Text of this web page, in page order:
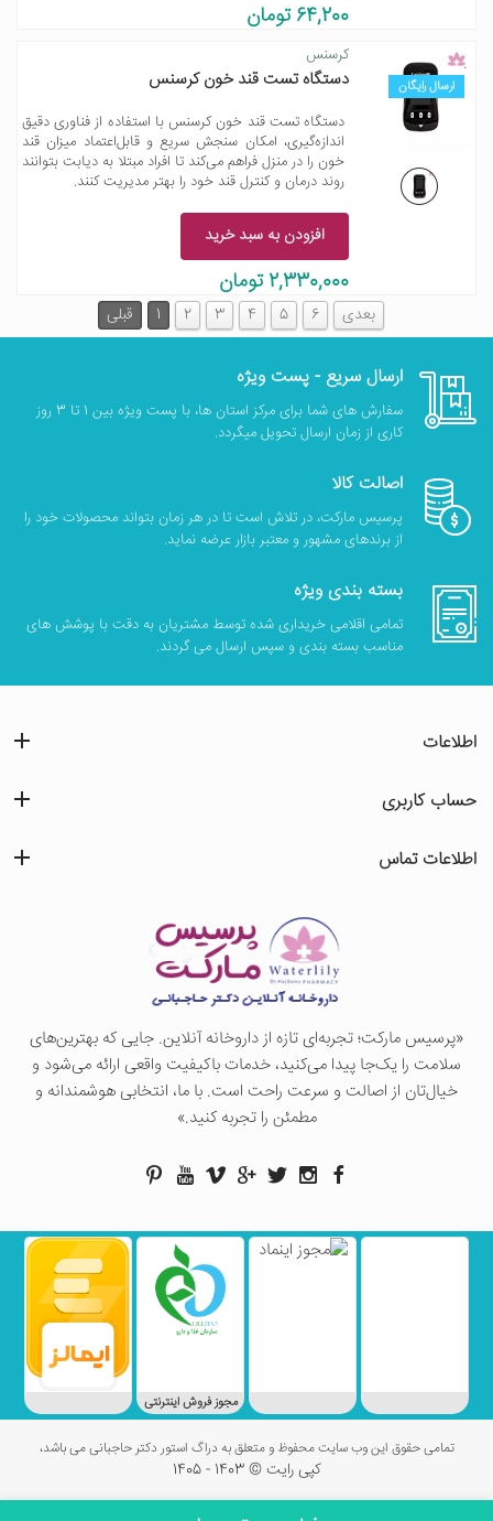
64,200 تومان
ارسال رایگان
کرسنس
دستگاه تست قند خون کرسنس
دستگاه تست قند خون کرسنس با استفاده از فناوری دقیق
اندازه‌گیری، امکان سنجش سریع و قابل‌اعتماد میزان قند
خون را در منزل فراهم می‌کند تا افراد مبتلا به دیابت بتوانند
روند درمان و کنترل قند خود را بهتر مدیریت کنند.
افزودن به سبد خرید
2,330,000 تومان
قبلی 1 2 3 4 5 6 بعدی
ارسال سریع - پست ویژه
سفارش های شما برای مرکز استان ها، با پست ویژه بین 1 تا 3 روز
کاری از زمان ارسال تحویل میگردد.
اصالت کالا
پرسیس مارکت، در تلاش است تا در هر زمان بتواند محصولات خود را
از برندهای مشهور و معتبر بازار عرضه نماید.
بسته بندی ویژه
تمامی اقلامی خریداری شده توسط مشتریان به دقت با پوشش های
مناسب بسته بندی و سپس ارسال می گردند.
«پرسيس ماركت؛ تجربه‌ای تازه از داروخانه آنلاین. جایی که بهترین‌های
سلامت را یک‌جا پیدا می‌کنید، خدمات باکیفیت واقعی ارائه می‌شود و
خیال‌تان از اصالت و سرعت راحت است. با ما، انتخابی هوشمندانه و
مطمئن را تجربه کنید.»
اطلاعات
حساب کاربری
اطلاعات تماس
مجوز فروش اینترنتی
تمامی حقوق این وب سایت محفوظ و متعلق به دراگ استور دکتر حاجبانی می باشد،
کپی رایت © 1403 - 1405